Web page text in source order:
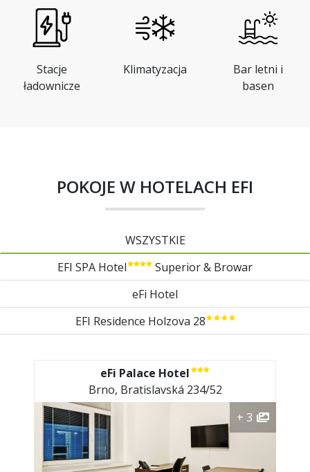
Stacje
ładownicze
Klimatyzacja
Bar letni i
basen
POKOJE W HOTELACH EFI
WSZYSTKIE
EFI SPA Hotel
Superior & Browar
eFi Hotel
EFI Residence Holzova 28
eFi Palace Hotel
Brno, Bratislavská 234/52
+ 3